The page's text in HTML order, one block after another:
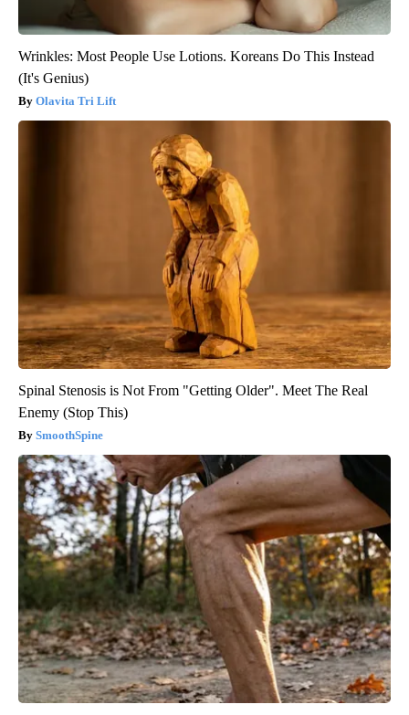
Wrinkles: Most People Use Lotions. Koreans Do This Instead
(It's Genius)
Olavita Tri Lift
Spinal Stenosis is Not From "Getting Older". Meet The Real
Enemy (Stop This)
SmoothSpine